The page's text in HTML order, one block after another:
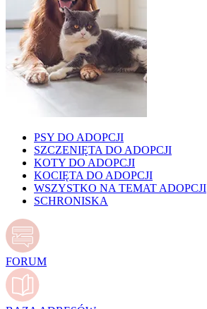
PSY DO ADOPCJI
SZCZENIĘTA DO ADOPCJI
KOTY DO ADOPCJI
KOCIĘTA DO ADOPCJI
WSZYSTKO NA TEMAT ADOPCJI
SCHRONISKA
FORUM